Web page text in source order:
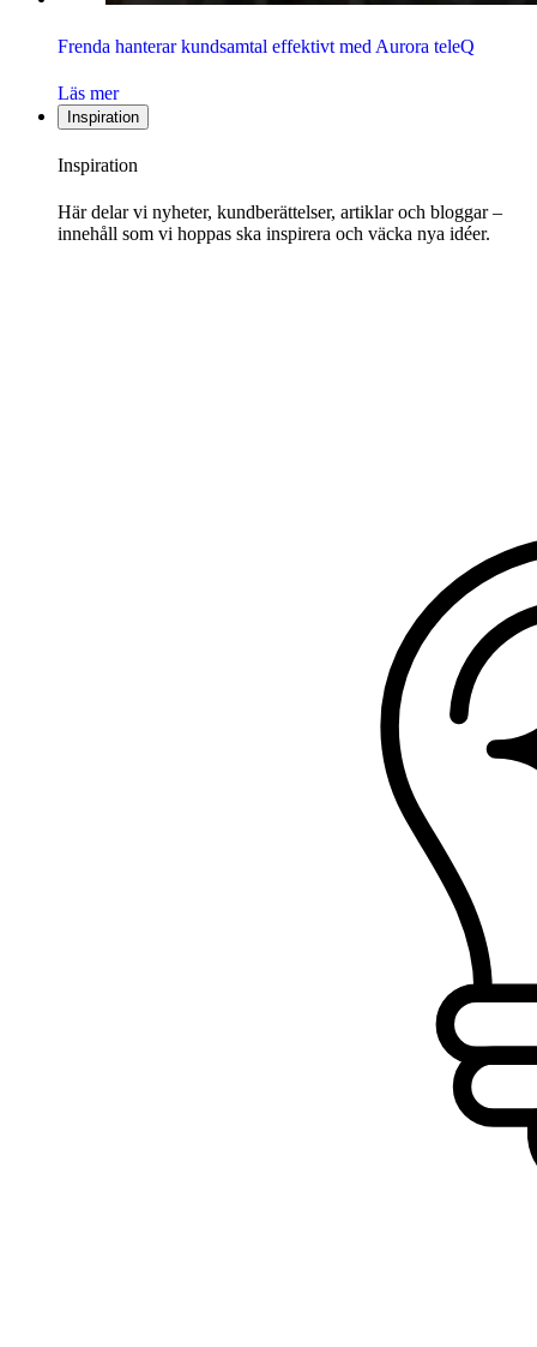
Frenda hanterar kundsamtal effektivt med Aurora teleQ
Läs mer
Inspiration
Inspiration
Här delar vi nyheter, kundberättelser, artiklar och bloggar –
innehåll som vi hoppas ska inspirera och väcka nya idéer.